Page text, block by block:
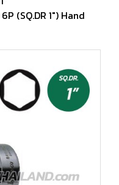
(SQ.DR 1") Hand